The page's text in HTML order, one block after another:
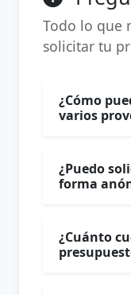
Todo lo que
solicitar tu
¿Cómo
varios
¿Puedo
forma
¿Cuánto